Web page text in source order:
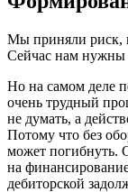
Мы приняли риск,
Сейчас нам нужны
Но на самом деле
очень трудный
не думать, а
Потому что без
может погибнуть.
на
дебиторской